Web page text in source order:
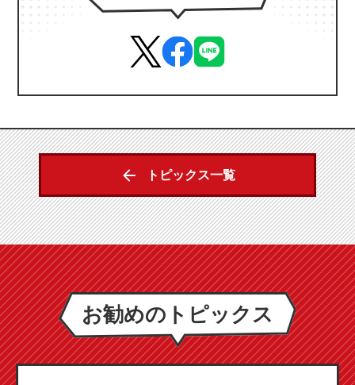
トピックス一覧
お勧めのトピックス